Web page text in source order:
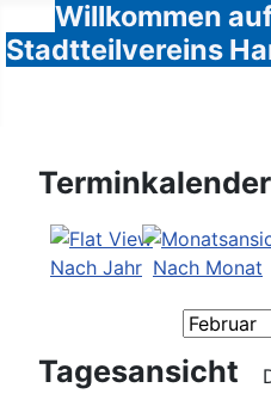
Willkommen
Stadtteilvereins
Terminkalender
Nach Jahr Nach Monat
Tagesansicht